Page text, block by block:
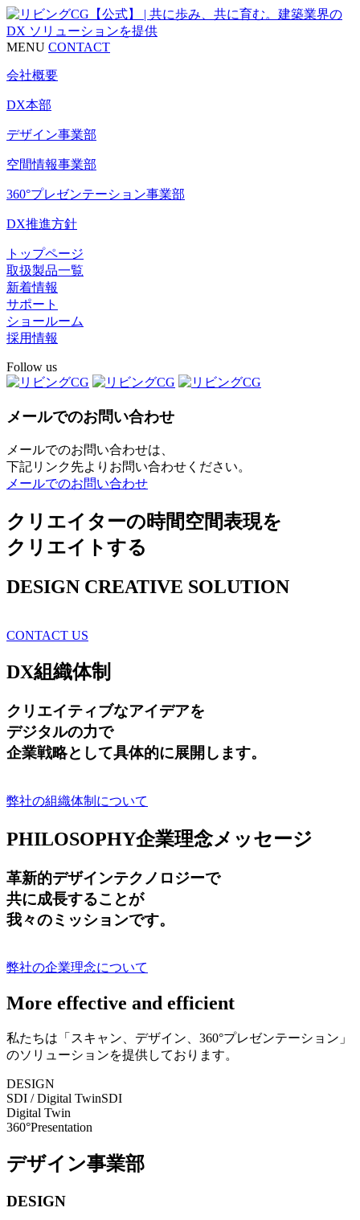
MENU CONTACT
会社概要
DX本部
デザイン事業部
空間情報事業部
360°プレゼンテーション事業部
DX推進方針
トップページ
取扱製品一覧
新着情報
サポート
ショールーム
採用情報
Follow us
メールでのお問い合わせ
メールでのお問い合わせは、
下記リンク先よりお問い合わせください。
メールでのお問い合わせ
クリエイターの時間空間表現を
クリエイトする
DESIGN CREATIVE SOLUTION
CONTACT US
DX組織体制
クリエイティブなアイデアを
デジタルの力で
企業戦略として具体的に展開します。
弊社の組織体制について
PHILOSOPHY企業理念メッセージ
革新的デザインテクノロジーで
共に成長することが
我々のミッションです。
弊社の企業理念について
More effective and efficient
私たちは「スキャン、デザイン、360°プレゼンテーション」
のソリューションを提供しております。
DESIGN
SDI / Digital TwinSDI
Digital Twin
360°Presentation
デザイン事業部
DESIGN